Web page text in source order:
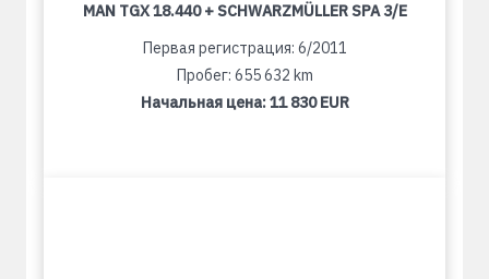
MAN TGX 18.440 + SCHWARZMÜLLER SPA 3/E
Первая регистрация: 6/2011
Пробег: 655 632 km
Начальная цена:11 830 EUR